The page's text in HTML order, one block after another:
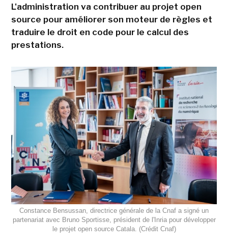
L'administration va contribuer au projet open
source pour améliorer son moteur de règles et
traduire le droit en code pour le calcul des
prestations.
Constance Bensussan, directrice générale de la Cnaf a signé un
partenariat avec Bruno Sportisse, président de l'Inria pour développer
le projet open source Catala. (Crédit Cnaf)